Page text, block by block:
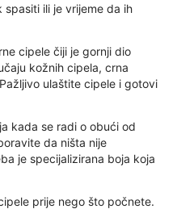
spasiti ili je vrijeme da ih
cipele čiji je gornji dio
kožnih cipela, crna
ulaštite cipele i gotovi
kada se radi o obući od
da ništa nije
je specijalizirana boja koja
prije nego što počnete.